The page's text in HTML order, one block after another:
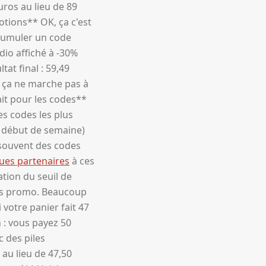
au lieu de 89
OK, ça c'est
un code
affiché à -30%
final : 59,49
ne marche pas à
pour les codes**
codes les plus
de semaine)
des codes
partenaires à ces
du seuil de
promo. Beaucoup
votre panier fait 47
vous payez 50
des piles
lieu de 47,50